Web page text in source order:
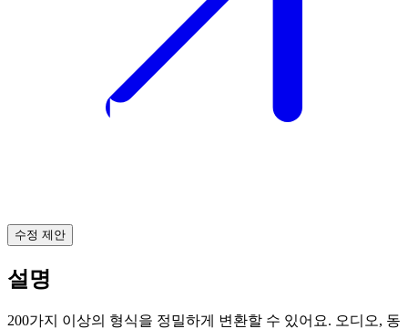
수정 제안
설명
200가지 이상의 형식을 정밀하게 변환할 수 있어요. 오디오, 동